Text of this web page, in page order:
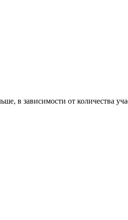
в зависимости от количества